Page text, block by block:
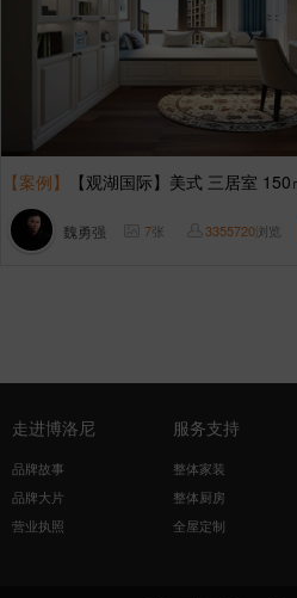
【案例】 【观湖国际】美式 三居室 150
魏勇强 7张 3355720浏览
走进博洛尼
品牌故事
品牌大片
营业执照
服务支持
整体家装
整体厨房
全屋定制